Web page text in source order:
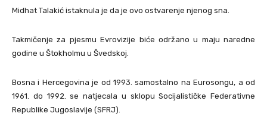
Midhat Talakić istaknula je da je ovo ostvarenje njenog sna.
Takmičenje za pjesmu Evrovizije biće održano u maju naredne
godine u Štokholmu u Švedskoj.
Bosna i Hercegovina je od 1993. samostalno na Eurosongu, a od
1961. do 1992. se natjecala u sklopu Socijalističke Federativne
Republike Jugoslavije (SFRJ).